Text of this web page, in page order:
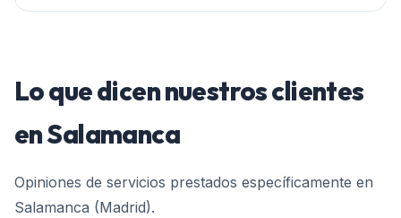
Lo que dicen nuestros clientes
enSalamanca
Opiniones de servicios prestados específicamente en
Salamanca (Madrid).